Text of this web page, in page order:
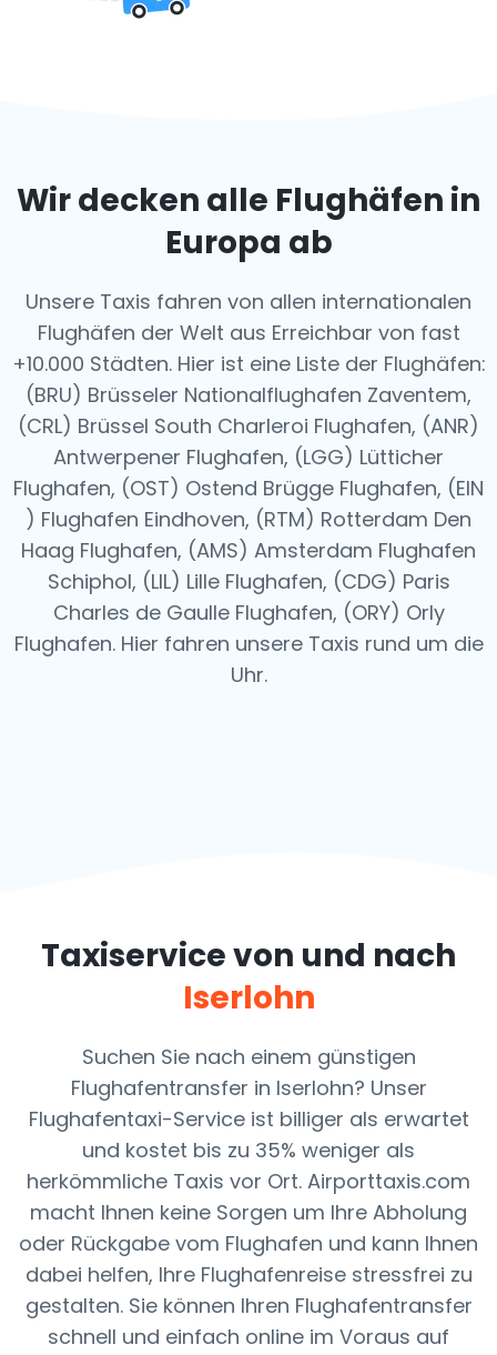
Wir decken alle Flughäfen in
Europa ab
Unsere Taxis fahren von allen internationalen
Flughäfen der Welt aus Erreichbar von fast
+10.000 Städten. Hier ist eine Liste der Flughäfen:
(BRU) Brüsseler Nationalflughafen Zaventem,
(CRL) Brüssel South Charleroi Flughafen, (ANR)
Antwerpener Flughafen, (LGG) Lütticher
Flughafen, (OST) Ostend Brügge Flughafen, (EIN
) Flughafen Eindhoven, (RTM) Rotterdam Den
Haag Flughafen, (AMS) Amsterdam Flughafen
Schiphol, (LIL) Lille Flughafen, (CDG) Paris
Charles de Gaulle Flughafen, (ORY) Orly
Flughafen. Hier fahren unsere Taxis rund um die
Uhr.
Taxiservice von und nach
Iserlohn
Suchen Sie nach einem günstigen
Flughafentransfer in Iserlohn? Unser
Flughafentaxi-Service ist billiger als erwartet
und kostet bis zu 35% weniger als
herkömmliche Taxis vor Ort. Airporttaxis.com
macht Ihnen keine Sorgen um Ihre Abholung
oder Rückgabe vom Flughafen und kann Ihnen
dabei helfen, Ihre Flughafenreise stressfrei zu
gestalten. Sie können Ihren Flughafentransfer
schnell und einfach online im Voraus auf